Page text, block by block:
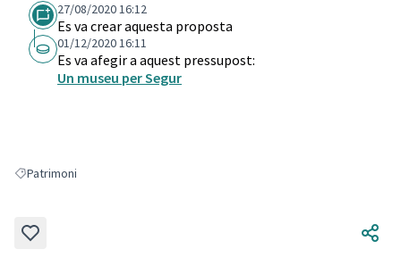
27/08/2020 16:12
Es va crear aquesta proposta
01/12/2020 16:11
Es va afegir a aquest pressupost:
Un museu per Segur
Resultats en filtrar per: Patrimoni
Patrimoni